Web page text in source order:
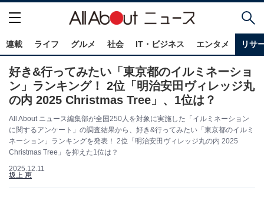
連載 ライフ グルメ 社会 IT・ビジネス エンタメ リサ
好き&行ってみたい「東京都のイルミネーショ
ン」ランキング！ 2位「明治安田ヴィレッジ丸
の内 2025 Christmas Tree」、1位は？
All About ニュース編集部が全国250人を対象に実施した「イルミネーション
に関するアンケート」の調査結果から、好き&行ってみたい「東京都のイルミ
ネーション」ランキングを発表！ 2位「明治安田ヴィレッジ丸の内 2025
Christmas Tree」を抑えた1位は？
2025.12.11
坂上 恵